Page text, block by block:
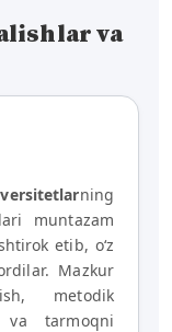
va
ning
muntazam
etib, o‘z
Mazkur
metodik
va tarmoqni